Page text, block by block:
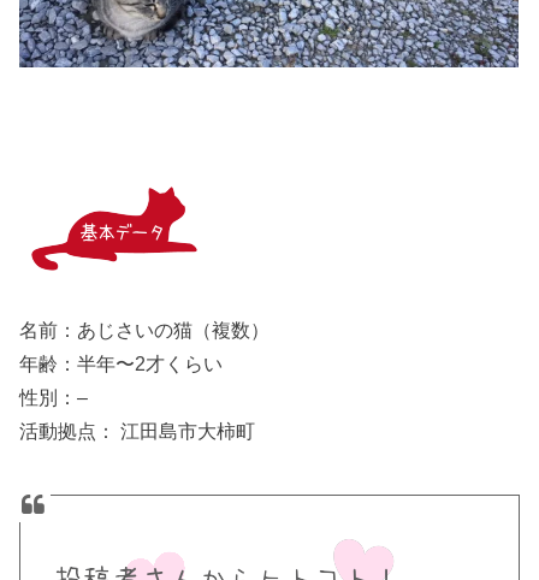
名前：あじさいの猫（複数）
年齢：半年〜2才くらい
性別：–
活動拠点： 江田島市大柿町